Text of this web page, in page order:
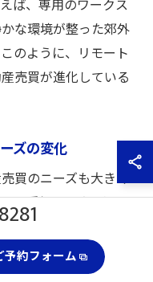
ば、専用のワークス
な環境が整った郊外
のように、リモート
売買が進化している
ズの変化
買のニーズも大きく
を重視した立地選び
シフトしています。
企業が増える中、自
が強まっています。
予約フォーム